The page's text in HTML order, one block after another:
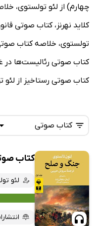
چهارم) از لئو تولستوی،
کلاید نهرنز، کتاب صوتی
تولستوی، خلاصه کتاب
کتاب صوتی رئالیست‌ها در
کتاب صوتی رستاخیز از لئو
کتاب صوتی
همه کتاب‌ها
کتاب‌های صوتی
کتاب‌های متنی
کتاب
لئو